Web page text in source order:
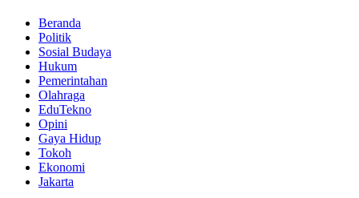
Beranda
Politik
Sosial Budaya
Hukum
Pemerintahan
Olahraga
EduTekno
Opini
Gaya Hidup
Tokoh
Ekonomi
Jakarta